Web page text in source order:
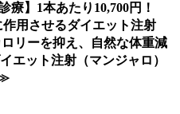
療】1本あたり10,700円！
用させるダイエット注射
リーを抑え、自然な体重減
エット注射（マンジャロ）
≫